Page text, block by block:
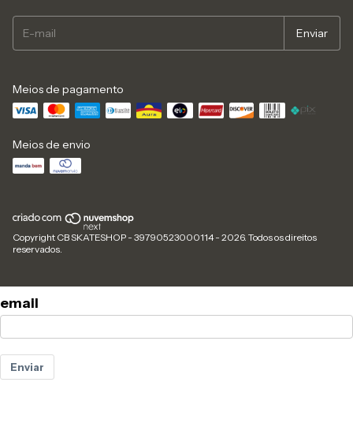
Meios de pagamento
Meios de envio
Copyright CB SKATESHOP - 39790523000114 - 2026. Todos os direitos
reservados.
email
Enviar